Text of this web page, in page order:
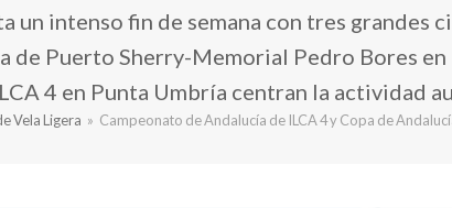
un intenso fin de semana con tres grandes
de Puerto Sherry-Memorial Pedro Bores
4 en Punta Umbría centran la actividad
Vela Ligera » Campeonato de Andalucía de ILCA 4 y Copa de